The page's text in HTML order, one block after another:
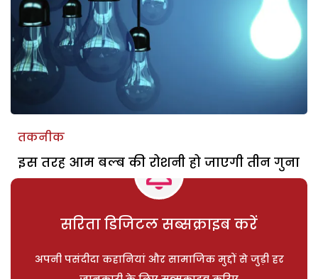
तकनीक
इस तरह आम बल्ब की रोशनी हो जाएगी तीन गुना
सरिता डिजिटल सब्सक्राइब करें
अपनी पसंदीदा कहानियां और सामाजिक मुद्दों से जुड़ी हर